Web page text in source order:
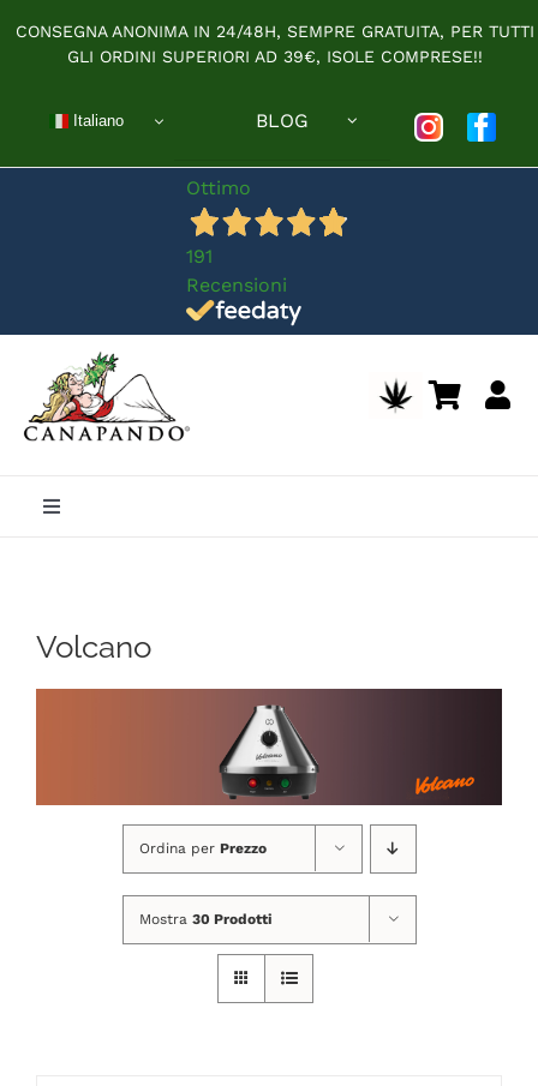
contenuto
CONSEGNA ANONIMA IN 24/48H, SEMPRE GRATUITA, PER TUTTI
GLI ORDINI SUPERIORI AD 39€, ISOLE COMPRESE!!
Italiano BLOG
Ottimo
191
Recensioni
Toggle
SHOP ONLINE
DELIVERY ROMA
FIERE E COLLABORAZIONI
Volcano
Ordina per Prezzo
Mostra 30 Prodotti